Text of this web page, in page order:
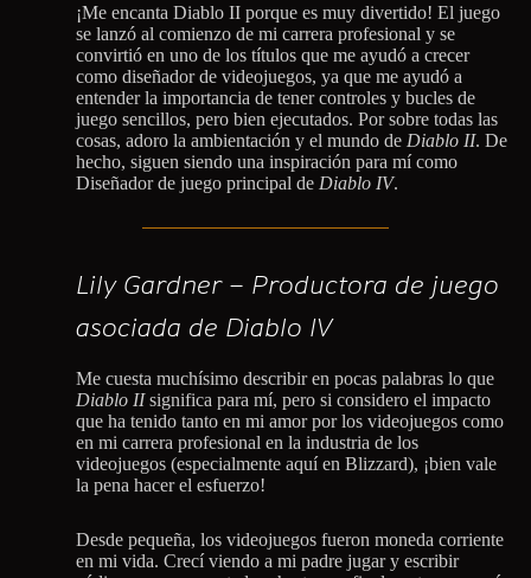
¡Me encanta Diablo II porque es muy divertido! El juego
se lanzó al comienzo de mi carrera profesional y se
convirtió en uno de los títulos que me ayudó a crecer
como diseñador de videojuegos, ya que me ayudó a
entender la importancia de tener controles y bucles de
juego sencillos, pero bien ejecutados. Por sobre todas las
cosas, adoro la ambientación y el mundo de Diablo II. De
hecho, siguen siendo una inspiración para mí como
Diseñador de juego principal de Diablo IV.
Lily Gardner – Productora de juego
asociada de Diablo IV
Me cuesta muchísimo describir en pocas palabras lo que
Diablo IIsignifica para mí, pero si considero el impacto
que ha tenido tanto en mi amor por los videojuegos como
en mi carrera profesional en la industria de los
videojuegos (especialmente aquí en Blizzard), ¡bien vale
la pena hacer el esfuerzo!
Desde pequeña, los videojuegos fueron moneda corriente
en mi vida. Crecí viendo a mi padre jugar y escribir